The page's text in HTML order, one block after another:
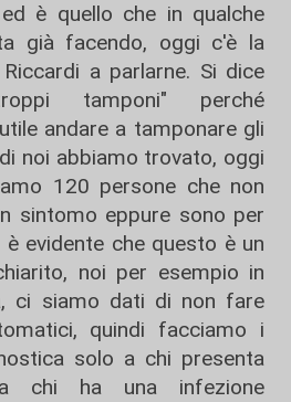
è quello che in qualche
già facendo, oggi c'è la
a parlarne. Si dice
tamponi" perché
andare a tamponare gli
noi abbiamo trovato, oggi
120 persone che non
sintomo eppure sono per
evidente che questo è un
noi per esempio in
ci siamo dati di non fare
quindi facciamo i
solo a chi presenta
chi ha una infezione